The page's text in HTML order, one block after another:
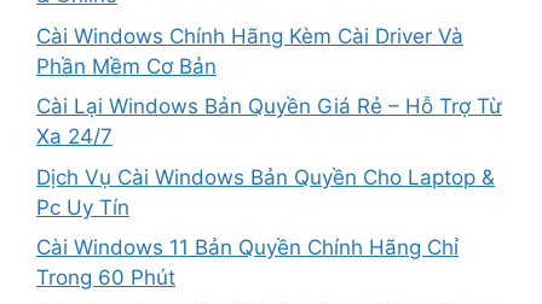
Cài Windows Chính Hãng Kèm Cài Driver Và
Phần Mềm Cơ Bản
Cài Lại Windows Bản Quyền Giá Rẻ – Hỗ Trợ Từ
Xa 24/7
Dịch Vụ Cài Windows Bản Quyền Cho Laptop &
Pc Uy Tín
Cài Windows 11 Bản Quyền Chính Hãng Chỉ
Trong 60 Phút